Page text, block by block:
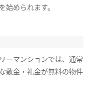
始められます。
ーマンションでは、通常
敷金・礼金が無料の物件